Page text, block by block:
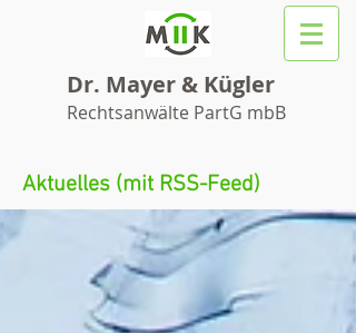
Dr. Mayer & Kügler
Rechtsanwälte PartG mbB
Aktuelles (mit RSS-Feed)